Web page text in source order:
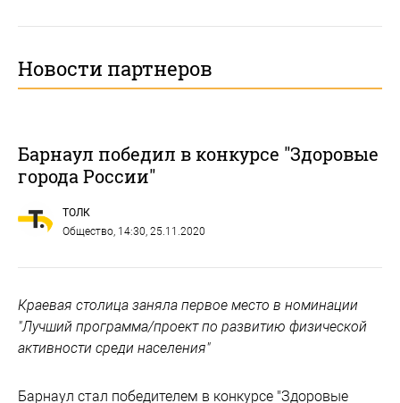
Новости партнеров
Барнаул победил в конкурсе "Здоровые
города России"
ТОЛК
Общество , 14:30, 25.11.2020
Краевая столица заняла первое место в номинации
"Лучший программа/проект по развитию физической
активности среди населения"
Барнаул стал победителем в конкурсе "Здоровые